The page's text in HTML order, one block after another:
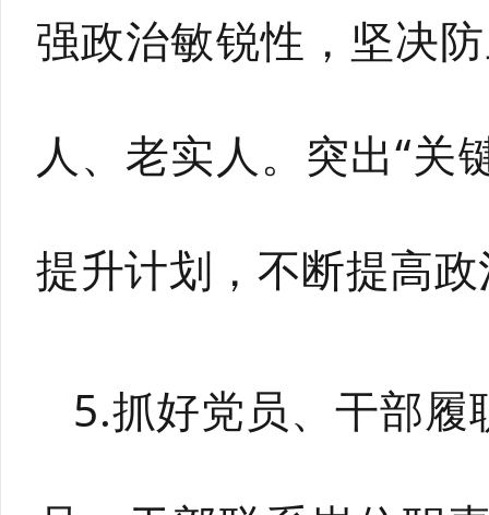
强政治敏锐性，坚决
人、老实人。突出“关
提升计划，不断提高
5.抓好党员、干部